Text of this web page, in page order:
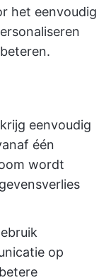
het eenvoudig
eenvoudig
één
wordt
op